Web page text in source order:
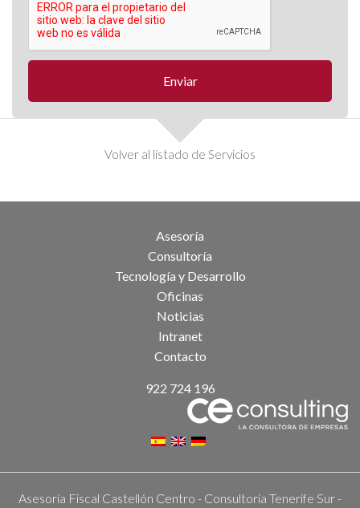
Volver al listado de Servicios
Asesoría
Consultoría
Tecnología y Desarrollo
Oficinas
Noticias
Intranet
Contacto
922 724 196
Asesoría Fiscal Castellón Centro - Consultoría Tenerife Sur -